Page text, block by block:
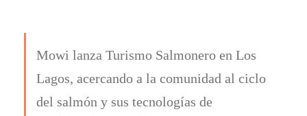
Mowi lanza Turismo Salmonero en Los
Lagos, acercando a la comunidad al ciclo
del salmón y sus tecnologías de